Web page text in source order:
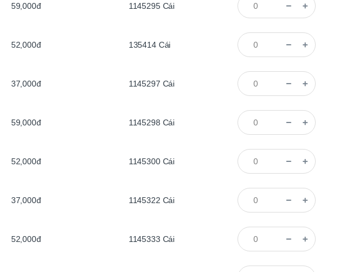
59,000đ 1145295 Cái
52,000đ 135414 Cái
37,000đ 1145297 Cái
59,000đ 1145298 Cái
52,000đ 1145300 Cái
37,000đ 1145322 Cái
52,000đ 1145333 Cái